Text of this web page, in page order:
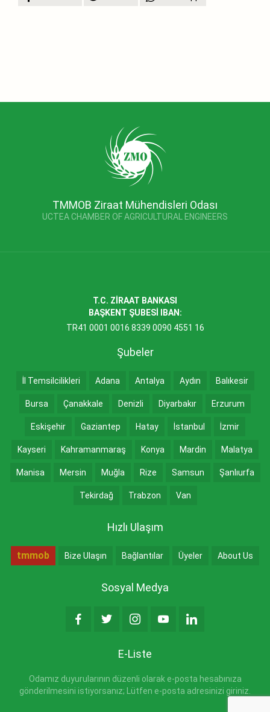
TMMOB Ziraat Mühendisleri Odası
UCTEA CHAMBER OF AGRICULTURAL ENGINEERS
T.C. ZİRAAT BANKASI
BAŞKENT ŞUBESİ IBAN:
TR41 0001 0016 8339 0090 4551 16
Şubeler
İl Temsilcilikleri Adana Antalya Aydın Balıkesir
Bursa Çanakkale Denizli Diyarbakır Erzurum
Eskişehir Gaziantep Hatay İstanbul İzmir
Kayseri Kahramanmaraş Konya Mardin Malatya
Manisa Mersin Muğla Rize Samsun Şanlıurfa
Tekirdağ Trabzon Van
Hızlı Ulaşım
tmmob Bize Ulaşın Bağlantılar Üyeler About Us
Sosyal Medya
E-Liste
Odamız duyurularının düzenli olarak e-posta hesabınıza
gönderilmesini istiyorsanız; Lütfen e-posta adresinizi giriniz.